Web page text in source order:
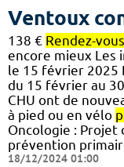
Ventoux
138 € Rendez-vous
encore mieux Les
le 15 février 2025
du 15 février au
CHU ont de
à pied ou en vélo
Oncologie : Projet
prévention
18/12/2024 01:00